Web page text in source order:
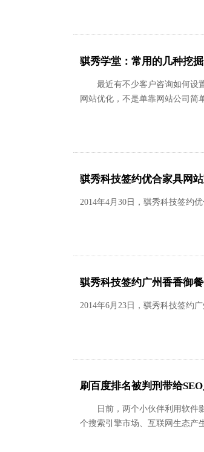
骐秀学堂：常用的几种挖
最近有不少客户咨询如何设置
网站优化，不是单靠网站公司简
骐秀科技签约优合家具网
2014年4月30日，骐秀科技签约
骐秀科技签约广州香香御
2014年6月23日，骐秀科技签约
刷百度排名被判刑带给
日前，两个小伙伴利用软件影
个搜索引擎市场、互联网生态产